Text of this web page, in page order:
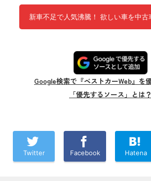
新車不足で人気沸騰！ 欲しい車を中
Google検索で『ベストカーWeb』を
「優先するソース」とは？
Twitter Facebook Hatena